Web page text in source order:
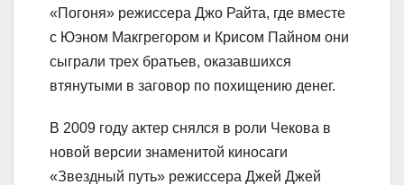
«Погоня» режиссера Джо Райта, где вместе
с Юэном Макгрегором и Крисом Пайном они
сыграли трех братьев, оказавшихся
втянутыми в заговор по похищению денег.
В 2009 году актер снялся в роли Чекова в
новой версии знаменитой киносаги
«Звездный путь» режиссера Джей Джей